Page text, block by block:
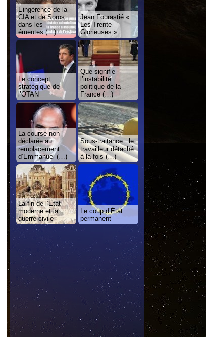
L’ingérence de la
CIA et de Soros
dans les
émeutes (…)
Jean Fourastié «
Les Trente
Glorieuses »
Le concept
stratégique de
l’OTAN
Que signifie
l’instabilité
politique de la
France (…)
La course non
déclarée au
remplacement
d’Emmanuel (…)
Sous-traitance : le
travailleur détaché
à la fois (…)
La fin de l’Etat
moderne et la
guerre civile
Le coup d’État
permanent